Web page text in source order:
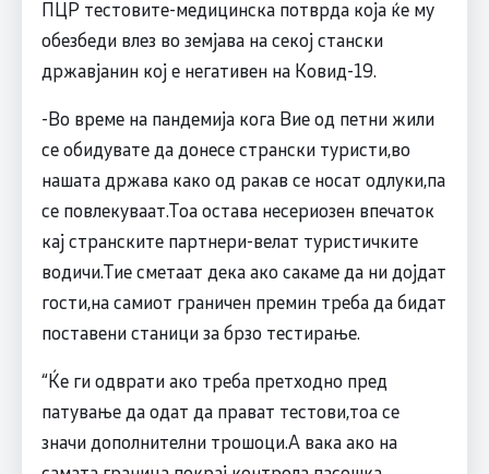
ПЦР тестовите-медицинска потврда која ќе му
обезбеди влез во земјава на секој стански
државјанин кој е негативен на Ковид-19.
-Во време на пандемија кога Вие од петни жили
се обидувате да донесе странски туристи,во
нашата држава како од ракав се носат одлуки,па
се повлекуваат.Тоа остава несериозен впечаток
кај странските партнери-велат туристичките
водичи.Тие сметаат дека ако сакаме да ни дојдат
гости,на самиот граничен премин треба да бидат
поставени станици за брзо тестирање.
“Ќе ги одврати ако треба претходно пред
патување да одат да прават тестови,тоа се
значи дополнителни трошоци.А вака ако на